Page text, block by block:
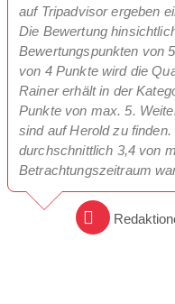
auf Tripadvisor ergeben
Die Bewertung
Bewertungspunkten von
von 4 Punkte wird die
Rainer erhält in der
Punkte von max. 5.
sind auf Herold zu
durchschnittlich 3,4 von
Betrachtungszeitraum